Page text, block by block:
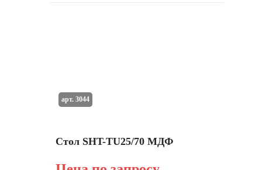
Стол SHT-TU25/70 МДФ
арт. 3044